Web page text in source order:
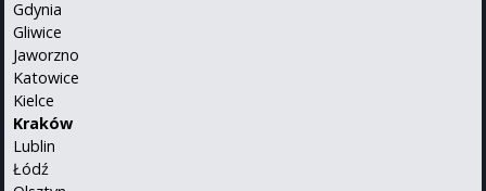
Gdynia
Gliwice
Jaworzno
Katowice
Kielce
Kraków
Lublin
Łódź